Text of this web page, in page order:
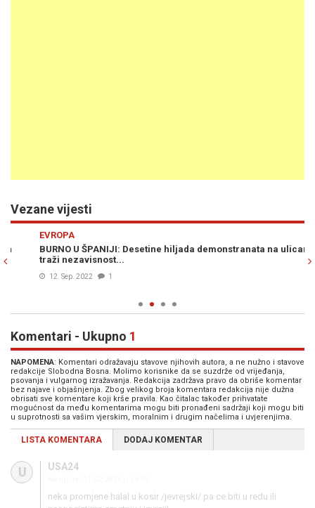
Vezane vijesti
EVROPA
BURNO U ŠPANIJI: Desetine hiljada demonstranata na ulicama
traži nezavisnost...
12. Sep. 2022 1
Komentari - Ukupno 1
NAPOMENA: Komentari odražavaju stavove njihovih autora, a ne nužno i stavove
redakcije Slobodna Bosna. Molimo korisnike da se suzdrže od vrijeđanja,
psovanja i vulgarnog izražavanja. Redakcija zadržava pravo da obriše komentar
bez najave i objašnjenja. Zbog velikog broja komentara redakcija nije dužna
obrisati sve komentare koji krše pravila. Kao čitalac također prihvatate
mogućnost da među komentarima mogu biti pronađeni sadržaji koji mogu biti
u suprotnosti sa vašim vjerskim, moralnim i drugim načelima i uvjerenjima.
LISTA KOMENTARA DODAJ KOMENTAR
U USA24
neka promjene halal u kosir /jevrejski/ pa ce biti u redu ili